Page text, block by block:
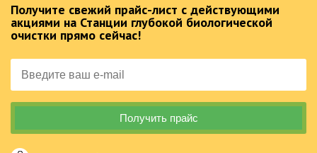
Получите свежий прайс-лист с действующими
акциями на Станции глубокой биологической
очистки прямо сейчас!